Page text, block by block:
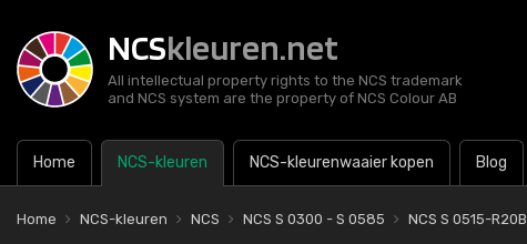
NCSkleuren.net
All intellectual property rights to the NCS trademark
and NCS system are the property of NCS Colour AB
Home NCS-kleuren NCS-kleurenwaaier kopen Blog
Home NCS-kleuren NCS NCS S 0300 - S 0585 NCS S 0515-R20B